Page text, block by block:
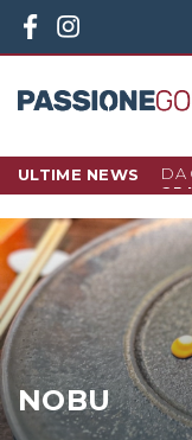
ULTIME NEWS
DA
25
NOBU